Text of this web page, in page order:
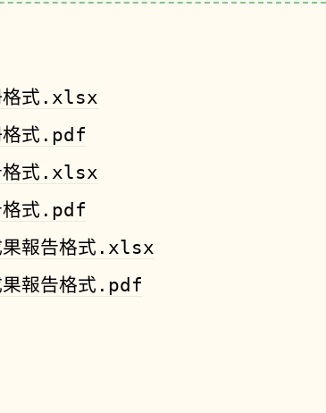
格式.xlsx
格式.pdf
格式.xlsx
格式.pdf
果報告格式.xlsx
果報告格式.pdf